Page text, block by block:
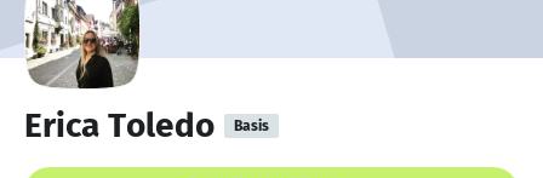
Erica Toledo Basis